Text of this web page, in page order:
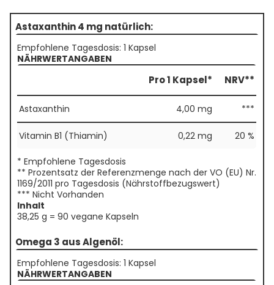
Astaxanthin 4 mg natürlich:
Empfohlene Tagesdosis: 1 Kapsel
NÄHRWERTANGABEN
Pro 1 Kapsel* NRV**
Astaxanthin 4,00 mg ***
Vitamin B1 (Thiamin) 0,22 mg 20 %
* Empfohlene Tagesdosis
** Prozentsatz der Referenzmenge nach der VO (EU) Nr.
1169/2011 pro Tagesdosis (Nährstoffbezugswert)
*** Nicht Vorhanden
Inhalt
38,25 g = 90 vegane Kapseln
Omega 3 aus Algenöl:
Empfohlene Tagesdosis: 1 Kapsel
NÄHRWERTANGABEN